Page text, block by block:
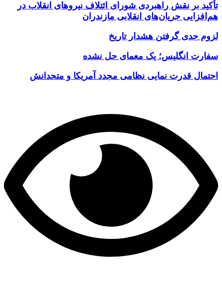
تأکید بر نقش راهبردی شورای ائتلاف نیروهای انقلاب در
هم‌افزایی جریان‌های انقلابی مازندران
لزوم جدی گرفتن هشدار تاریخ
سفارت انگلیس؛ یک معمای حل نشده
احتمال قدرت نمایی نظامی مجدد آمریکا و متحدانش